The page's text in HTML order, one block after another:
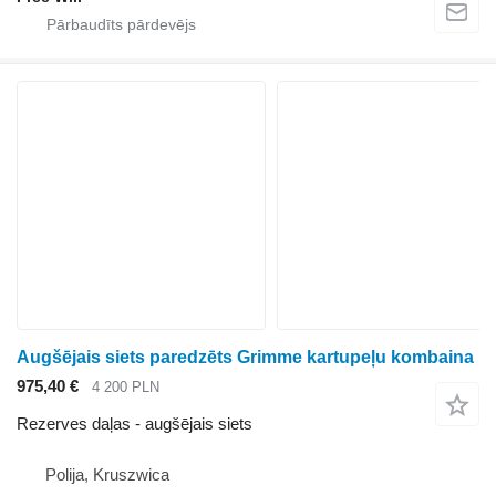
Augšējais siets paredzēts Grimme kartupeļu kombaina
975,40 €
4 200 PLN
Rezerves daļas - augšējais siets
Polija, Kruszwica